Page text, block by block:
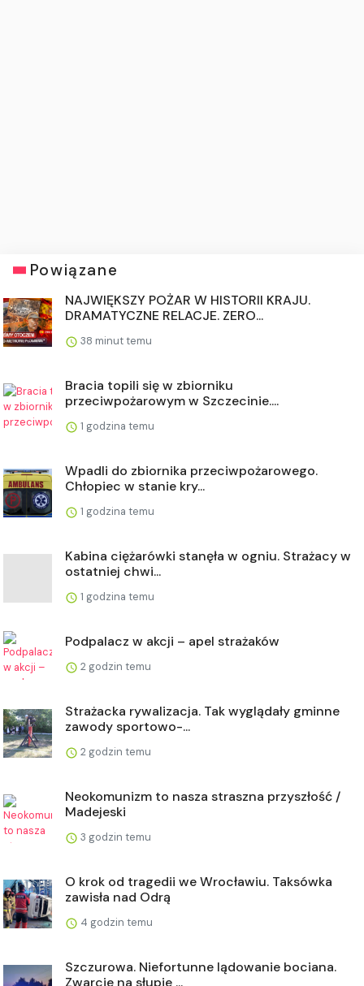
Powiązane
NAJWIĘKSZY POŻAR W HISTORII KRAJU.
DRAMATYCZNE RELACJE. ZERO...
38 minut temu
Bracia topili się w zbiorniku
przeciwpożarowym w Szczecinie....
1 godzina temu
Wpadli do zbiornika przeciwpożarowego.
Chłopiec w stanie kry...
1 godzina temu
Kabina ciężarówki stanęła w ogniu. Strażacy w
ostatniej chwi...
1 godzina temu
Podpalacz w akcji – apel strażaków
2 godzin temu
Strażacka rywalizacja. Tak wyglądały gminne
zawody sportowo-...
2 godzin temu
Neokomunizm to nasza straszna przyszłość /
Madejeski
3 godzin temu
O krok od tragedii we Wrocławiu. Taksówka
zawisła nad Odrą
4 godzin temu
Szczurowa. Niefortunne lądowanie bociana.